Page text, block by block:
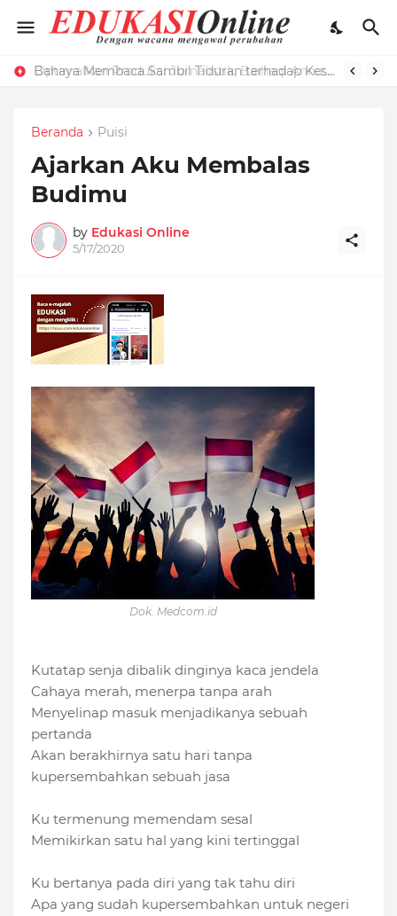
Bahaya Membaca Sambil Tiduran terhadap Kesehatan Mata dan Cara Menghindarinya
Optimalkan Produksi Jurnalistik, Baihaqi Annizar Bekali LPM Edukasi dengan Manajemen Keredaksian
Beranda Puisi
Ajarkan Aku Membalas
Budimu
by Edukasi Online
5/17/2020
Dok. Medcom.id
Kutatap senja dibalik dinginya kaca jendela
Cahaya merah, menerpa tanpa arah
Menyelinap masuk menjadikanya sebuah
pertanda
Akan berakhirnya satu hari tanpa
kupersembahkan sebuah jasa
Ku termenung memendam sesal
Memikirkan satu hal yang kini tertinggal
Ku bertanya pada diri yang tak tahu diri
Apa yang sudah kupersembahkan untuk negeri